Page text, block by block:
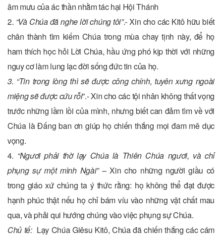
âm mưu của ác thần nhằm tác hại Hội Thánh
2. “Và Chúa đã nghe lời chúng tôi”.- Xin cho các Kitô hữu biết
chân thành tìm kiếm Chúa trong mùa chay tịnh này, để họ
ham thích học hỏi Lời Chúa, hầu ứng phó kịp thời với những
nguy cơ làm lung lạc đời sống đức tin của họ.
3. “Tin trong lòng thì sẽ được công chính, tuyên xưng ngoài
miệng sẽ được cứu rỗi”.- Xin cho các tội nhân không thất vọng
trước những lầm lồi của mình, nhưng biết can đảm tìm về với
Chúa là Đấng ban ơn giúp họ chiến thắng mọi đam mê dục
vọng.
4. “Ngươi phải thờ lạy Chúa là Thiên Chúa ngươi, và chỉ
phụng sự một mình Ngài”– Xin cho những người giầu có
trong giáo xứ chúng ta ý thức rằng: họ không thể đạt được
hạnh phúc thật nếu họ chỉ bám víu vào những vật chất mau
qua, và phải qui hướng chúng vào việc phụng sự Chúa.
Chủ tế: Lạy Chúa Giêsu Kitô, Chúa đã chiến thắng các cám